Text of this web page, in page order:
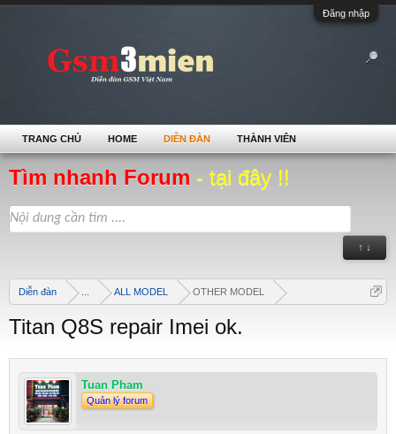
Đăng nhập
Tìm nhanh Forum - tại đây !!
↑ ↓
Diễn đàn ALL MODEL OTHER MODEL
Titan Q8S repair Imei ok.
Tuan Pham
Quản lý forum
TRANG CHỦ HOME DIỄN ĐÀN THÀNH VIÊN